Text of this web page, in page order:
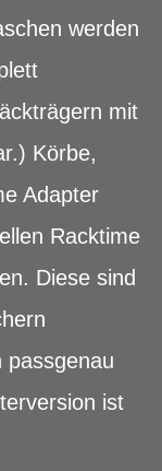
werden
mit
Körbe,
Adapter
Racktime
Diese sind
passgenau
ist